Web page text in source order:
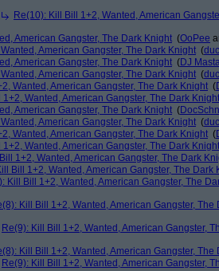
Re(10): Kill Bill 1+2, Wanted, American
American Gangster, The Dark Knight (OoPee
American Gangster, The Dark Knight (
American Gangster, The Dark Knight (DJ
American Gangster, The Dark Knight (
Wanted, American Gangster, The Dark Knight (
1+2, Wanted, American Gangster, The Dark Knight
American Gangster, The Dark Knight (
American Gangster, The Dark Knight (
Wanted, American Gangster, The Dark Knight (
1+2, Wanted, American Gangster, The Dark Knight
1+2, Wanted, American Gangster, The Dark
Bill 1+2, Wanted, American Gangster, The Dark
Kill Bill 1+2, Wanted, American Gangster, The
Kill Bill 1+2, Wanted, American Gangster, The
Re(9): Kill Bill 1+2, Wanted, American Gangster,
Kill Bill 1+2, Wanted, American Gangster, The
Re(9): Kill Bill 1+2, Wanted, American Gangster,